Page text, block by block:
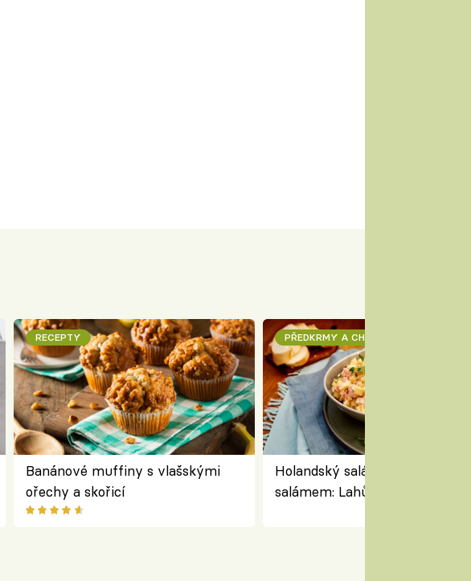
RECEPTY
Banánové muffiny s vlašskými
ořechy a skořicí
PŘEDKRMY A CHUŤOVKY
Holandský salát se sýrem a
salámem: Lahůdkářská retro